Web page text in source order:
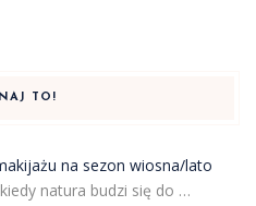
TO!
na sezon wiosna/lato
natura budzi się do …